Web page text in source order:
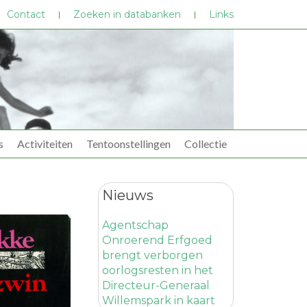
Contact Zoeken in databanken Links
Activiteiten Tentoonstellingen Collectie
Nieuws
Agentschap
Onroerend Erfgoed
brengt verborgen
oorlogsresten in het
Directeur-Generaal
Willemspark in kaart